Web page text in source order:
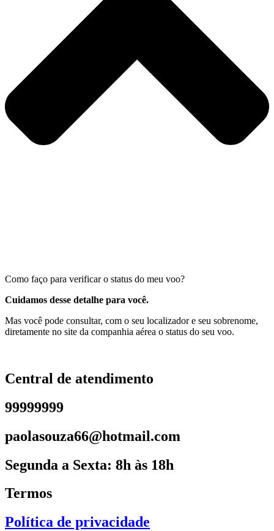
Como faço para verificar o status do meu voo?
Cuidamos desse detalhe para você.
Mas você pode consultar, com o seu localizador e seu sobrenome,
diretamente no site da companhia aérea o status do seu voo.
Central de atendimento
99999999
paolasouza66@hotmail.com
Segunda a Sexta: 8h às 18h
Termos
Política de privacidade